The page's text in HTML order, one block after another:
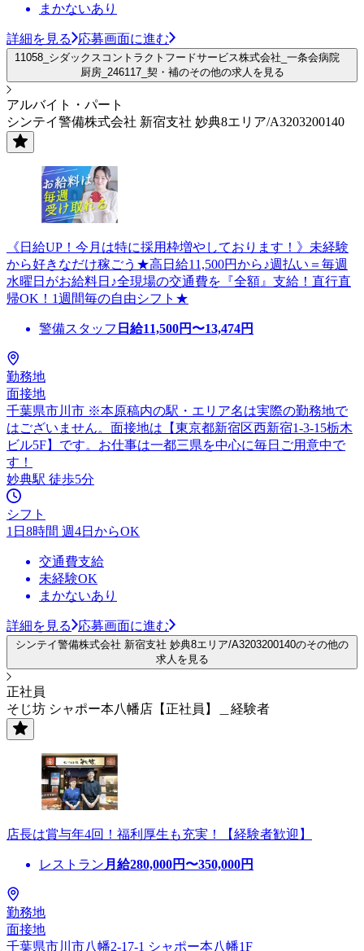
まかないあり
詳細を見る 応募画面に進む
11058_シダックスコントラクトフードサービス株式会社_一条会病院
厨房_246117_契・補のその他の求人を見る
アルバイト・パート
シンテイ警備株式会社 新宿支社 妙典8エリア/A3203200140
《日給UP！今月は特に採用枠増やしております！》未経験
から好きなだけ稼ごう★高日給11,500円から♪週払い＝毎週
水曜日がお給料日♪全現場の交通費を『全額』支給！直行直
帰OK！1週間毎の自由シフト★
警備スタッフ 日給11,500円〜13,474円
勤務地
面接地
千葉県市川市 ※本原稿内の駅・エリア名は実際の勤務地で
はございません。面接地は【東京都新宿区西新宿1-3-15栃木
ビル5F】です。お仕事は一都三県を中心に毎日ご用意中で
す！
妙典駅 徒歩5分
シフト
1日8時間 週4日からOK
交通費支給
未経験OK
まかないあり
詳細を見る 応募画面に進む
シンテイ警備株式会社 新宿支社 妙典8エリア/A3203200140のその他の
求人を見る
正社員
そじ坊 シャポー本八幡店【正社員】＿経験者
店長は賞与年4回！福利厚生も充実！【経験者歓迎】
レストラン 月給280,000円〜350,000円
勤務地
面接地
千葉県市川市八幡2-17-1 シャポー本八幡1F